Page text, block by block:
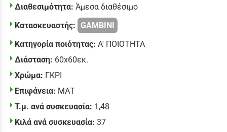
Διαθεσιμότητα: Άμεσα διαθέσιμο
Κατασκευαστής:
GAMBINI
Κατηγορία ποιότητας: Α' ΠΟΙΟΤΗΤΑ
Διάσταση: 60x60εκ.
Χρώμα: ΓΚΡΙ
Επιφάνεια: ΜΑΤ
Τ.μ. ανά συσκευασία: 1,48
Κιλά ανά συσκευασία: 37